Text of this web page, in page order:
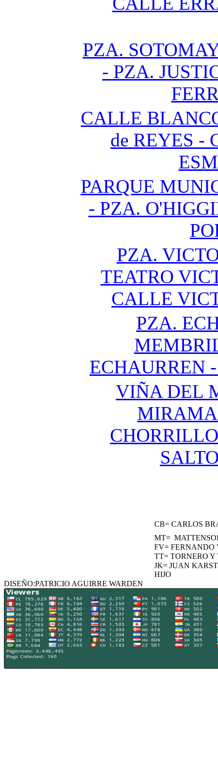
PZA.
- PZA.
CALLE
de REYES -
PARQUE
- PZA.
PZA.
TEATRO
CALLE
PZA.
ECHAURREN
VIÑA DEL
CB= CARLOS
MT=
FV= FERNANDO
TT= TORNERO Y
JK= JUAN
HIJO
DISEÑO:PATRICIO AGUIRRE WARDEN